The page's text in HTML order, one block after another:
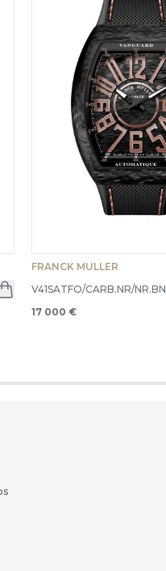
FRANCK MULLER
V41SATFO/CARB.NR/NR.BN
17 000 €